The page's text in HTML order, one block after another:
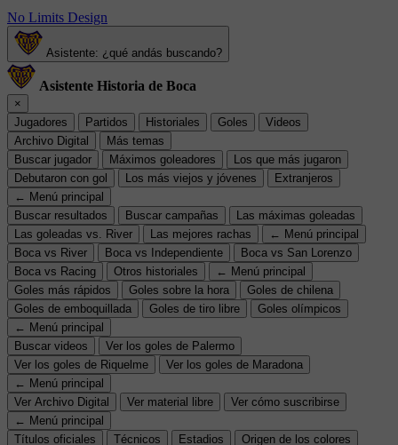
No Limits Design
Asistente: ¿qué andás buscando?
Asistente Historia de Boca
×
Jugadores
Partidos Historiales Goles
Videos
Archivo Digital
Más temas
Buscar jugador
Máximos goleadores
Los que más jugaron
Debutaron con gol
Los más viejos y jóvenes
Extranjeros
← Menú principal
Buscar resultados
Buscar campañas
Las máximas goleadas
Las goleadas vs. River
Las mejores rachas
← Menú principal
Boca vs River
Boca vs Independiente
Boca vs San Lorenzo
Boca vs Racing
Otros historiales
← Menú principal
Goles más rápidos
Goles sobre la hora
Goles de chilena
Goles de emboquillada
Goles de tiro libre
Goles olímpicos
← Menú principal
Buscar videos
Ver los goles de Palermo
Ver los goles de Riquelme
Ver los goles de Maradona
← Menú principal
Ver Archivo Digital
Ver material libre
Ver cómo suscribirse
← Menú principal
Títulos oficiales
Técnicos Estadios
Origen de los colores